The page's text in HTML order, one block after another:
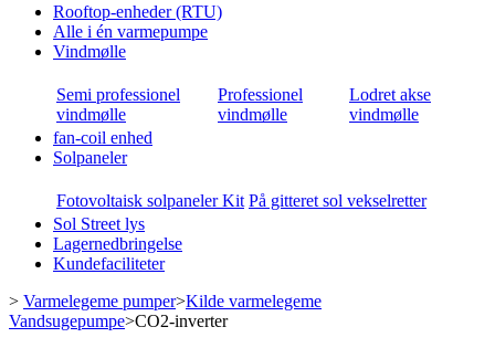
Rooftop-enheder (RTU)
Alle i én varmepumpe
Vindmølle
Semi professionel
vindmølle
Professionel
vindmølle
Lodret akse
vindmølle
fan-coil enhed
Solpaneler
Fotovoltaisk solpaneler Kit På gitteret sol vekselretter
Sol Street lys
Lagernedbringelse
Kundefaciliteter
> Varmelegeme pumper>Kilde varmelegeme
Vandsugepumpe>CO2-inverter